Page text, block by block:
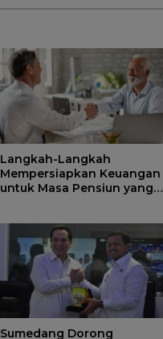
Langkah-Langkah
Mempersiapkan Keuangan
untuk Masa Pensiun yang
Sumedang Dorong